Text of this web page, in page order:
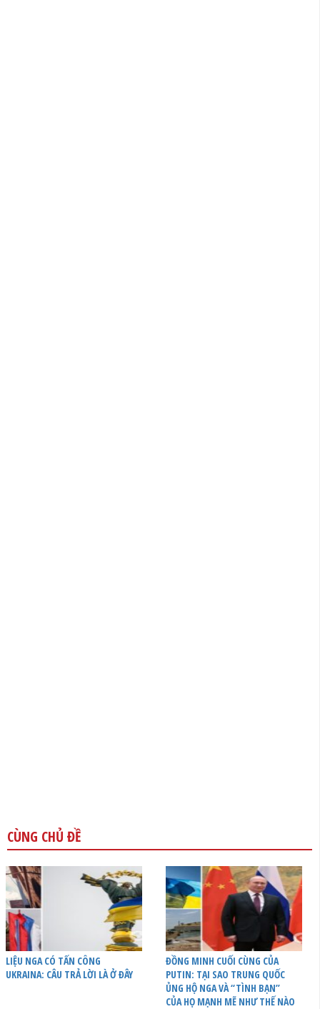
CÙNG CHỦ ĐỀ
LIỆU NGA CÓ TẤN CÔNG
UKRAINA: CÂU TRẢ LỜI LÀ Ở ĐÂY
ĐỒNG MINH CUỐI CÙNG CỦA
PUTIN: TẠI SAO TRUNG QUỐC
ỦNG HỘ NGA VÀ “TÌNH BẠN”
CỦA HỌ MẠNH MẼ NHƯ THẾ NÀO